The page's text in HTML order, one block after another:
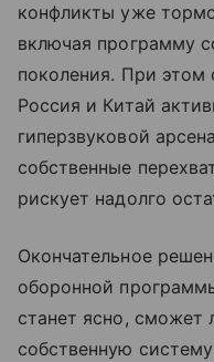
конфликты уже
включая программу
поколения. При этом
Россия и Китай
гиперзвуковой
собственные
рискует надолго
Окончательное
оборонной
станет ясно, сможет
собственную